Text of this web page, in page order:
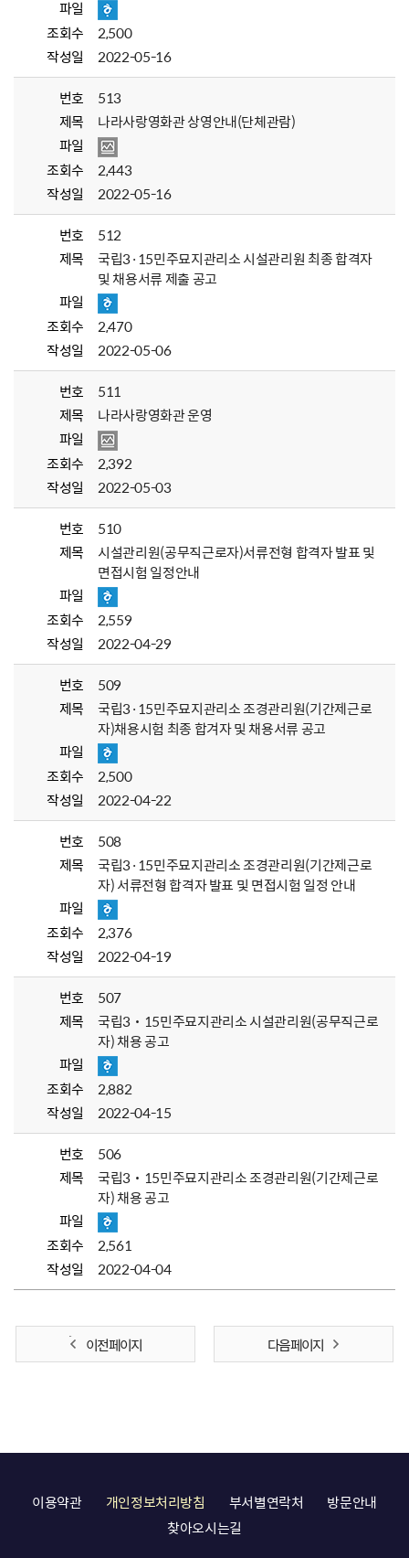
파일
조회수
2,500
작성일
2022-05-16
번호
513
제목
나라사랑영화관 상영안내(단체관람)
파일
조회수
2,443
작성일
2022-05-16
번호
512
제목
국립3·15민주묘지관리소 시설관리원 최종 합격자
및 채용서류 제출 공고
파일
조회수
2,470
작성일
2022-05-06
번호
511
제목
나라사랑영화관 운영
파일
조회수
2,392
작성일
2022-05-03
번호
510
제목
시설관리원(공무직근로자)서류전형 합격자 발표 및
면접시험 일정안내
파일
조회수
2,559
작성일
2022-04-29
번호
509
제목
국립3·15민주묘지관리소 조경관리원(기간제근로
자)채용시험 최종 합겨자 및 채용서류 공고
파일
조회수
2,500
작성일
2022-04-22
번호
508
제목
국립3·15민주묘지관리소 조경관리원(기간제근로
자) 서류전형 합격자 발표 및 면접시험 일정 안내
파일
조회수
2,376
작성일
2022-04-19
번호
507
제목
국립3˙15민주묘지관리소 시설관리원(공무직근로
자) 채용 공고
파일
조회수
2,882
작성일
2022-04-15
번호
506
제목
국립3˙15민주묘지관리소 조경관리원(기간제근로
자) 채용 공고
파일
조회수
2,561
작성일
2022-04-04
이전 페이지 다음 페이지
이용약관 개인정보처리방침 부서별연락처
방문안내
찾아오시는길